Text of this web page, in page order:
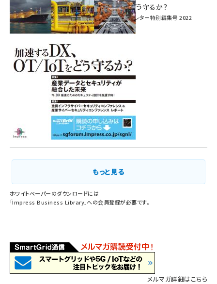
加速するDX、OT/IoTをどう守るか？
インプレス SmartGridニューズレター特別編集号 2022
Vol.1
もっと見る
ホワイトペーパーのダウンロードには
「Impress Business Library」への会員登録が必要です。
メルマガ詳細はこちら